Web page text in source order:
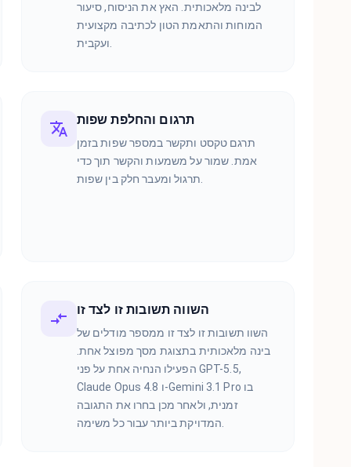
לבינה מלאכותית. האץ את הניסוח, סיעור
המוחות והתאמת הטון לכתיבה מקצועית
תרגום והחלפת שפות
תרגם טקסט ותקשר במספר שפות בזמן
אמת. שמור על משמעות והקשר תוך כדי
השווה תשובות זו לצד זו
השוו תשובות זו לצד זו ממספר מודלים של
בינה מלאכותית בתצוגת מסך מפוצל אחת.
הפעילו הנחיה אחת על פני GPT-5.5,
Claude Opus 4.8 ו-Gemini 3.1 Pro בו
זמנית, ולאחר מכן בחרו את התגובה